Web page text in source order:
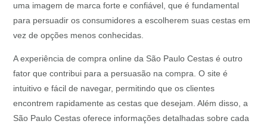
uma imagem de marca forte e confiável, que é fundamental
para persuadir os consumidores a escolherem suas cestas em
vez de opções menos conhecidas.
A experiência de compra online da São Paulo Cestas é outro
fator que contribui para a persuasão na compra. O site é
intuitivo e fácil de navegar, permitindo que os clientes
encontrem rapidamente as cestas que desejam. Além disso, a
São Paulo Cestas oferece informações detalhadas sobre cada